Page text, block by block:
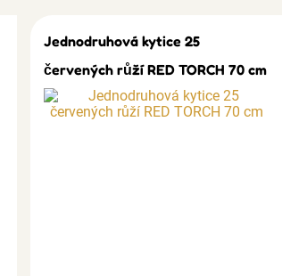
Jednodruhová kytice 25
červených růží RED TORCH 70 cm